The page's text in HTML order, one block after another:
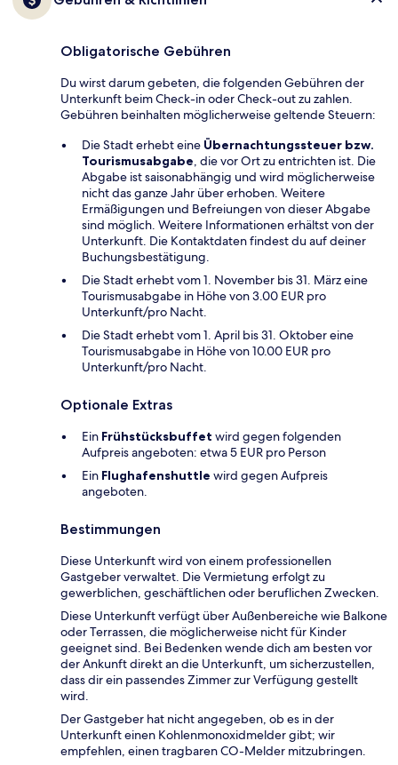
Obligatorische Gebühren
Du wirst darum gebeten, die folgenden Gebühren der
Unterkunft beim Check-in oder Check-out zu zahlen.
Gebühren beinhalten möglicherweise geltende Steuern:
Die Stadt erhebt eine Übernachtungssteuer bzw.
Tourismusabgabe, die vor Ort zu entrichten ist. Die
Abgabe ist saisonabhängig und wird möglicherweise
nicht das ganze Jahr über erhoben. Weitere
Ermäßigungen und Befreiungen von dieser Abgabe
sind möglich. Weitere Informationen erhältst von der
Unterkunft. Die Kontaktdaten findest du auf deiner
Buchungsbestätigung.
Die Stadt erhebt vom 1. November bis 31. März eine
Tourismusabgabe in Höhe von 3.00 EUR pro
Unterkunft/pro Nacht.
Die Stadt erhebt vom 1. April bis 31. Oktober eine
Tourismusabgabe in Höhe von 10.00 EUR pro
Unterkunft/pro Nacht.
Optionale Extras
Ein Frühstücksbuffet wird gegen folgenden
Aufpreis angeboten: etwa 5 EUR pro Person
Ein Flughafenshuttle wird gegen Aufpreis
angeboten.
Bestimmungen
Diese Unterkunft wird von einem professionellen
Gastgeber verwaltet. Die Vermietung erfolgt zu
gewerblichen, geschäftlichen oder beruflichen Zwecken.
Diese Unterkunft verfügt über Außenbereiche wie Balkone
oder Terrassen, die möglicherweise nicht für Kinder
geeignet sind. Bei Bedenken wende dich am besten vor
der Ankunft direkt an die Unterkunft, um sicherzustellen,
dass dir ein passendes Zimmer zur Verfügung gestellt
wird.
Der Gastgeber hat nicht angegeben, ob es in der
Unterkunft einen Kohlenmonoxidmelder gibt; wir
empfehlen, einen tragbaren CO-Melder mitzubringen.